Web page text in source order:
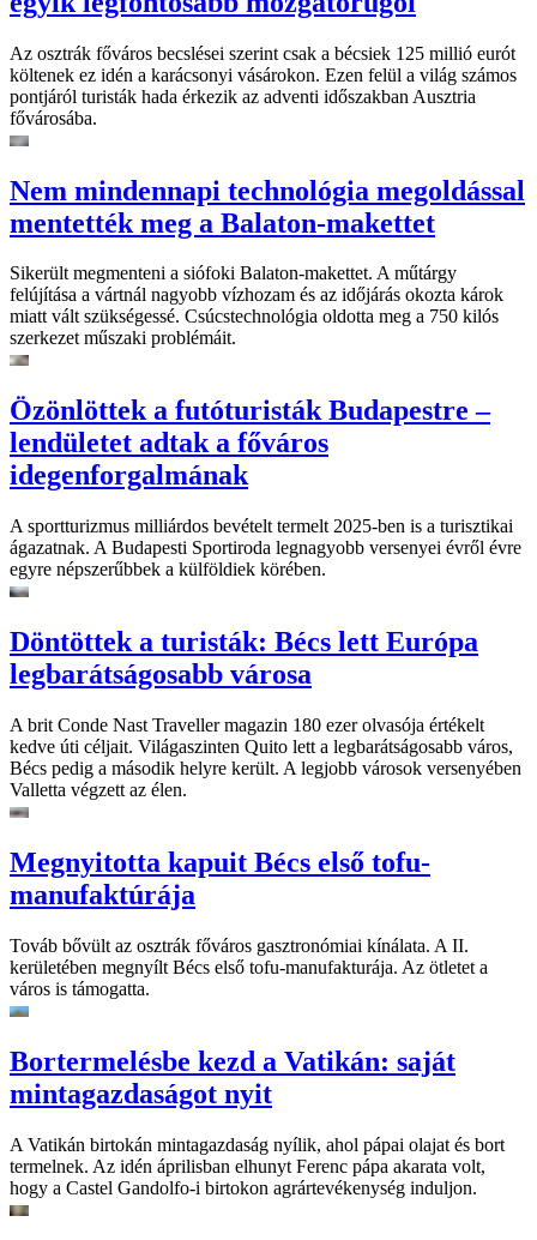
Az osztrák főváros becslései szerint csak a bécsiek 125 millió eurót
költenek ez idén a karácsonyi vásárokon. Ezen felül a világ számos
pontjáról turisták hada érkezik az adventi időszakban Ausztria
fővárosába.
Nem mindennapi technológia megoldással
mentették meg a Balaton-makettet
Sikerült megmenteni a siófoki Balaton-makettet. A műtárgy
felújítása a vártnál nagyobb vízhozam és az időjárás okozta károk
miatt vált szükségessé. Csúcstechnológia oldotta meg a 750 kilós
szerkezet műszaki problémáit.
Özönlöttek a futóturisták Budapestre –
lendületet adtak a főváros
idegenforgalmának
A sportturizmus milliárdos bevételt termelt 2025-ben is a turisztikai
ágazatnak. A Budapesti Sportiroda legnagyobb versenyei évről évre
egyre népszerűbbek a külföldiek körében.
Döntöttek a turisták: Bécs lett Európa
legbarátságosabb városa
A brit Conde Nast Traveller magazin 180 ezer olvasója értékelt
kedve úti céljait. Világaszinten Quito lett a legbarátságosabb város,
Bécs pedig a második helyre került. A legjobb városok versenyében
Valletta végzett az élen.
Megnyitotta kapuit Bécs első tofu-
manufaktúrája
Továb bővült az osztrák főváros gasztronómiai kínálata. A II.
kerületében megnyílt Bécs első tofu-manufakturája. Az ötletet a
város is támogatta.
Bortermelésbe kezd a Vatikán: saját
mintagazdaságot nyit
A Vatikán birtokán mintagazdaság nyílik, ahol pápai olajat és bort
termelnek. Az idén áprilisban elhunyt Ferenc pápa akarata volt,
hogy a Castel Gandolfo-i birtokon agrártevékenység induljon.